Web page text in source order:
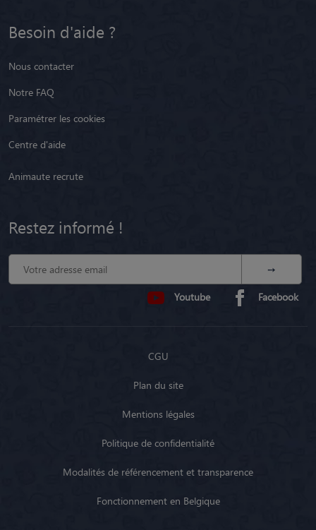
Besoin d'aide ?
Nous contacter
Notre FAQ
Paramétrer les cookies
Centre d'aide
Animaute recrute
Restez informé !
Youtube Facebook
CGU
Plan du site
Mentions légales
Politique de confidentialité
Modalités de référencement et transparence
Fonctionnement en Belgique